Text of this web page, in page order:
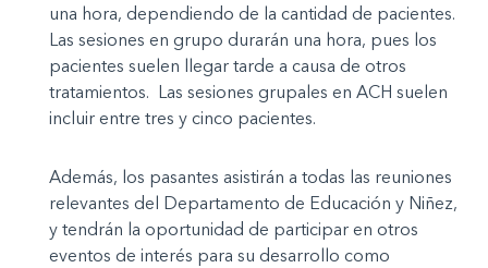
una hora, dependiendo de la cantidad de pacientes.
Las sesiones en grupo durarán una hora, pues los
pacientes suelen llegar tarde a causa de otros
tratamientos. Las sesiones grupales en ACH suelen
incluir entre tres y cinco pacientes.
Además, los pasantes asistirán a todas las reuniones
relevantes del Departamento de Educación y Niñez,
y tendrán la oportunidad de participar en otros
eventos de interés para su desarrollo como